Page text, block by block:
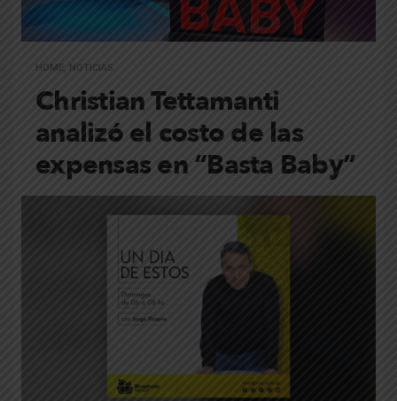
HOME NOTICIAS
Christian Tettamanti
analizó el costo de las
expensas en “Basta Baby”